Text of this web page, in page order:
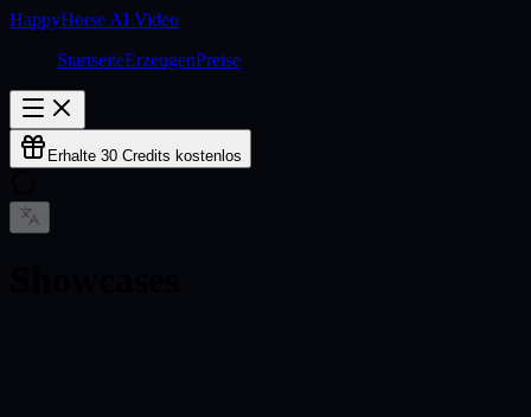
HappyHorse AI Video
StartseiteErzeugenPreise
Erhalte 30 Credits kostenlos